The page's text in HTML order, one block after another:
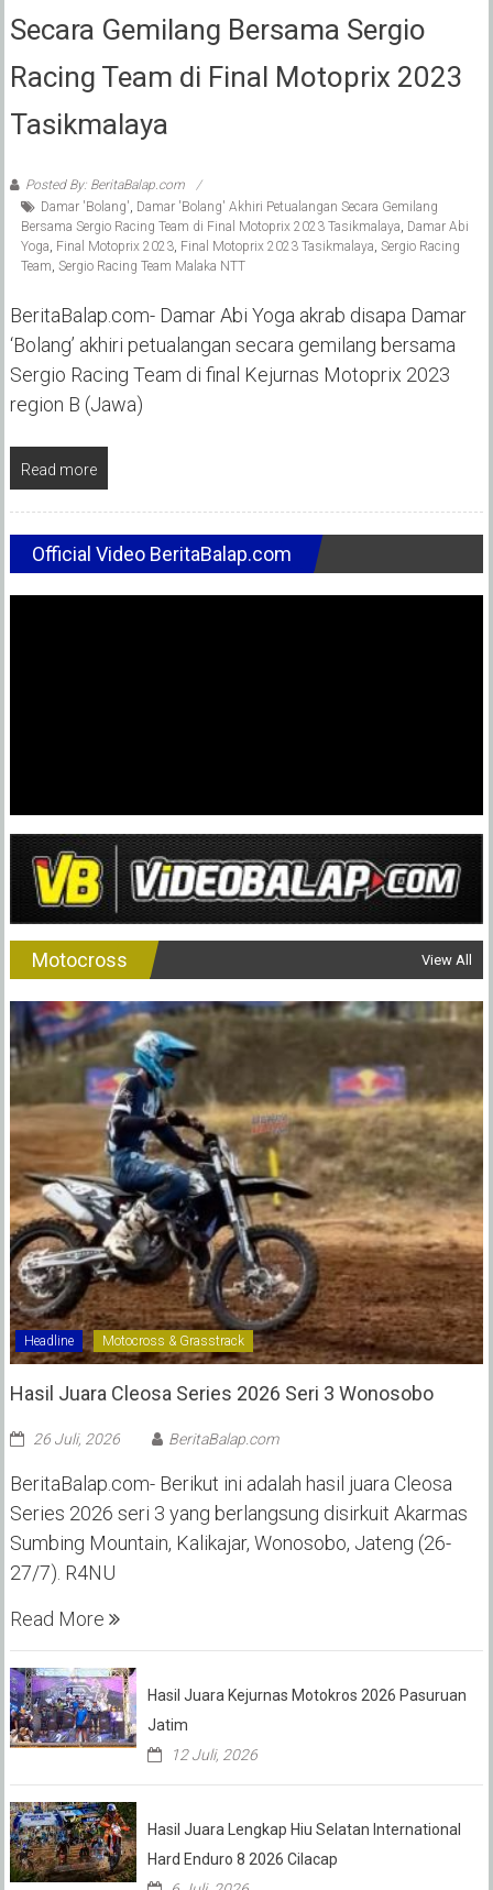
Secara Gemilang Bersama Sergio
Racing Team di Final Motoprix 2023
Tasikmalaya
Posted By: BeritaBalap.com
Damar 'Bolang', Damar 'Bolang' Akhiri Petualangan Secara Gemilang
Bersama Sergio Racing Team di Final Motoprix 2023 Tasikmalaya, Damar Abi
Yoga, Final Motoprix 2023, Final Motoprix 2023 Tasikmalaya, Sergio Racing
Team, Sergio Racing Team Malaka NTT
BeritaBalap.com- Damar Abi Yoga akrab disapa Damar
‘Bolang’ akhiri petualangan secara gemilang bersama
Sergio Racing Team di final Kejurnas Motoprix 2023
region B (Jawa)
Read more
Official Video BeritaBalap.com
Motocross View All
Headline Motocross & Grasstrack
Hasil Juara Cleosa Series 2026 Seri 3 Wonosobo ‎
26 Juli, 2026 BeritaBalap.com
BeritaBalap.com- Berikut ini adalah hasil juara Cleosa
Series 2026 seri 3 yang berlangsung disirkuit Akarmas
Sumbing Mountain, Kalikajar, Wonosobo, Jateng (26-
27/7). R4NU
Read More
Hasil Juara Kejurnas Motokros 2026 Pasuruan
Jatim
12 Juli, 2026
Hasil Juara Lengkap Hiu Selatan International
Hard Enduro 8 2026 Cilacap